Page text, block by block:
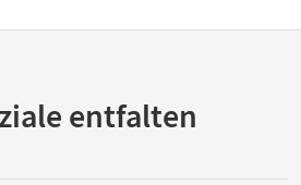
entfalten